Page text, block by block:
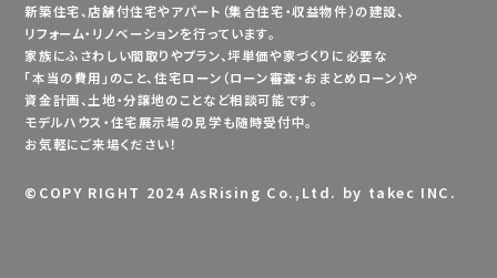
新築住宅、店舗付住宅やアパート（集合住宅・収益物件）の建設、
リフォーム・リノベーションを行っています。
家族にふさわしい間取りやプラン、坪単価や家づくりに必要な
「本当の費用」のこと、住宅ローン（ローン審査・おまとめローン）や
資金計画、土地・分譲地のことなど相談可能です。
モデルハウス・住宅展示場の見学も随時受付中。
お気軽にご来場ください！
© COPY RIGHT 2024 AsRising Co.,Ltd. by takec INC.